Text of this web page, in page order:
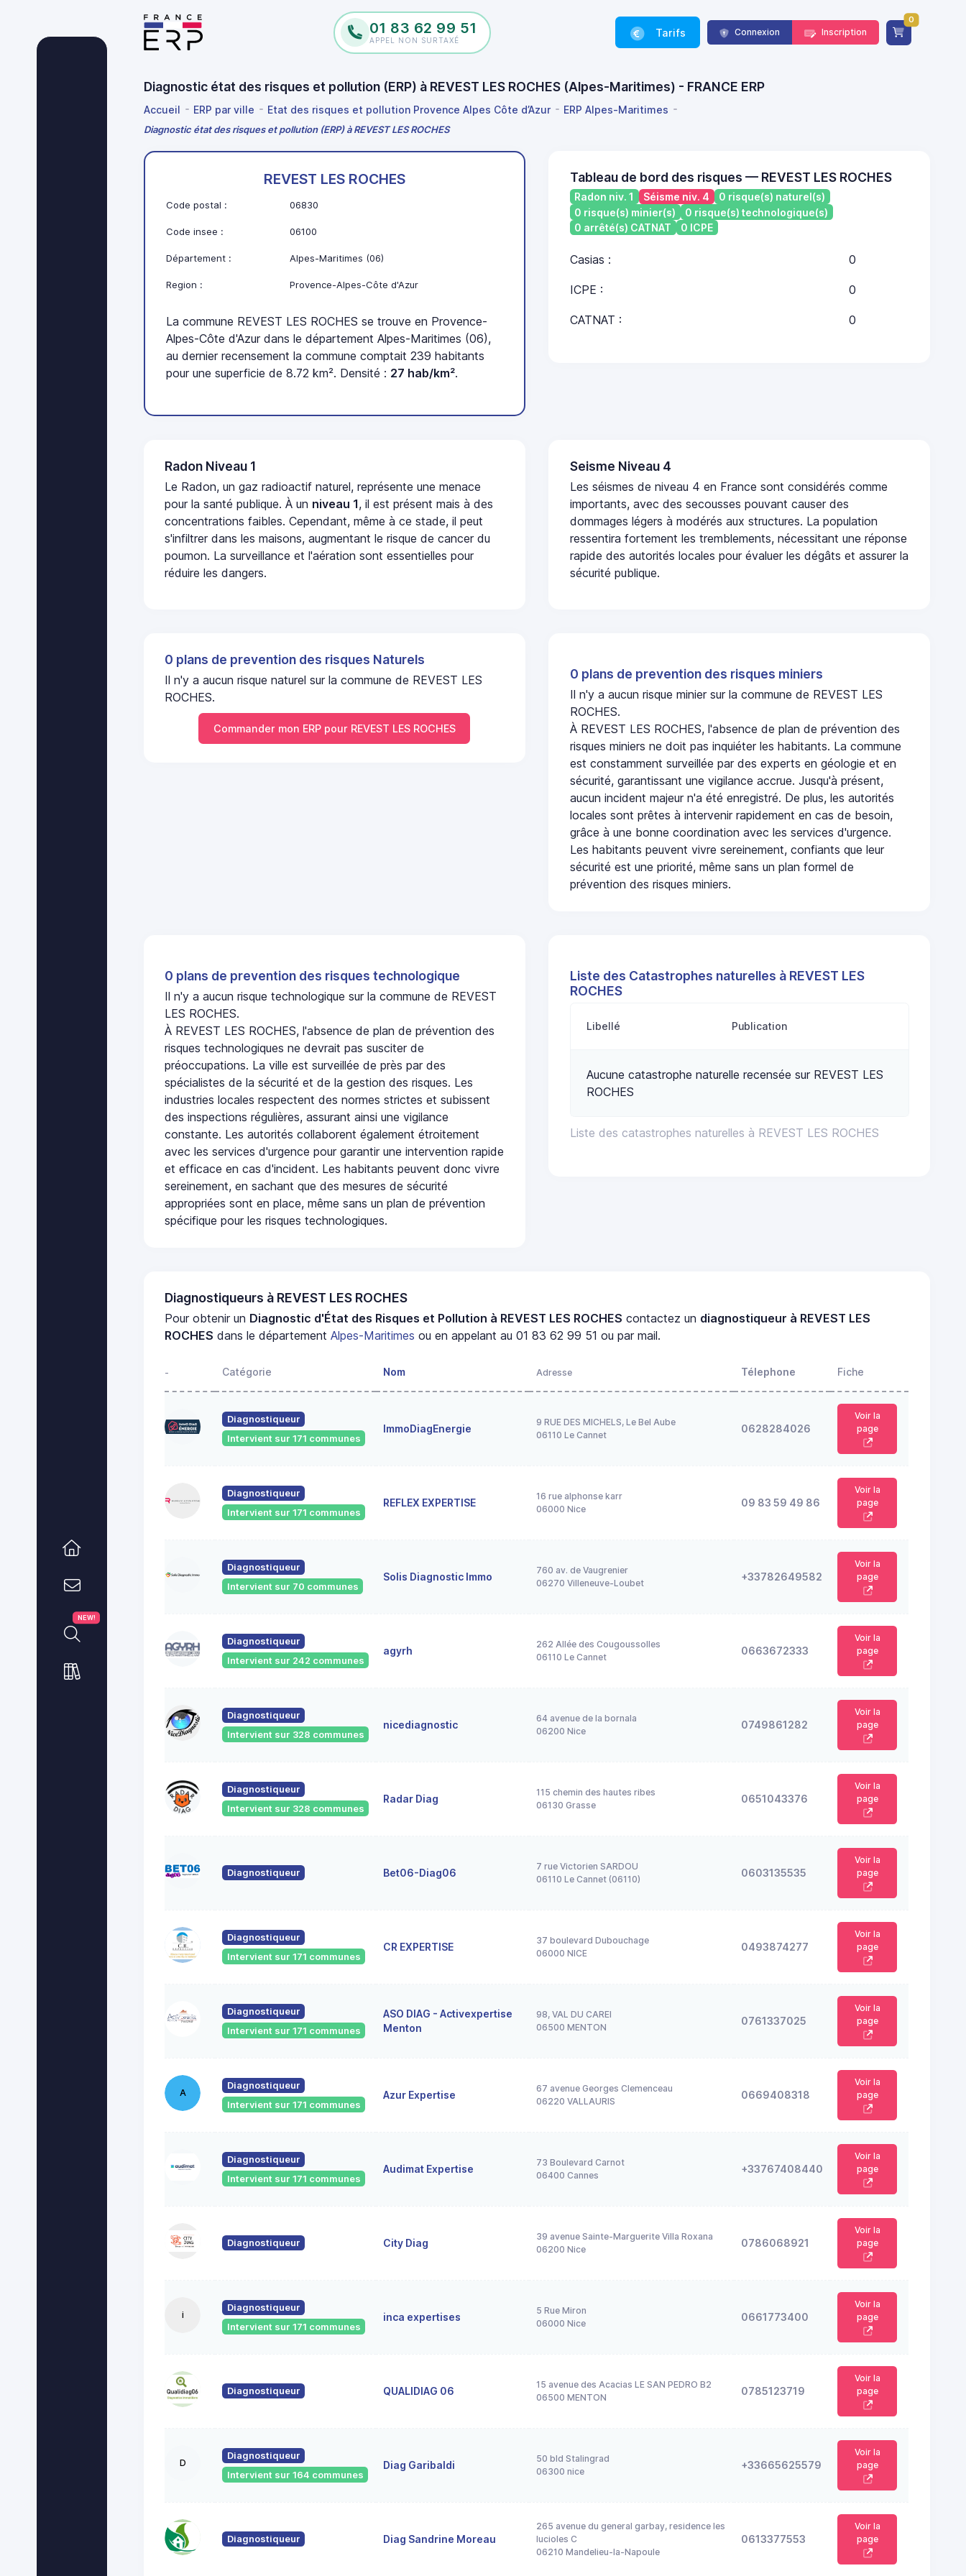
01 83 62 99 51
APPEL NON SURTAXÉ
Tarifs Connexion Inscription
0
Diagnostic état des risques et pollution (ERP) à REVEST LES ROCHES (Alpes-Maritimes) - FRANCE ERP
Accueil ERP par ville Etat des risques et pollution Provence Alpes Côte d’Azur ERP Alpes-Maritimes
Diagnostic état des risques et pollution (ERP) à REVEST LES ROCHES
NEW!
REVEST LES ROCHES
Code postal : 06830
Code insee : 06100
Département : Alpes-Maritimes (06)
Region : Provence-Alpes-Côte d'Azur
La commune REVEST LES ROCHES se trouve en Provence-
Alpes-Côte d'Azur dans le département Alpes-Maritimes (06),
au dernier recensement la commune comptait 239 habitants
pour une superficie de 8.72 km². Densité : 27 hab/km².
Tableau de bord des risques — REVEST LES ROCHES
Radon niv. 1 Séisme niv. 4
0 risque(s) naturel(s)
0 risque(s) minier(s)
0 risque(s) technologique(s)
0 arrêté(s) CATNAT
0 ICPE
Casias : 0
ICPE : 0
CATNAT : 0
Radon Niveau 1
Le Radon, un gaz radioactif naturel, représente une menace
pour la santé publique. À un niveau 1, il est présent mais à des
concentrations faibles. Cependant, même à ce stade, il peut
s'infiltrer dans les maisons, augmentant le risque de cancer du
poumon. La surveillance et l'aération sont essentielles pour
réduire les dangers.
Seisme Niveau 4
Les séismes de niveau 4 en France sont considérés comme
importants, avec des secousses pouvant causer des
dommages légers à modérés aux structures. La population
ressentira fortement les tremblements, nécessitant une réponse
rapide des autorités locales pour évaluer les dégâts et assurer la
sécurité publique.
0 plans de prevention des risques Naturels
Il n'y a aucun risque naturel sur la commune de REVEST LES
ROCHES.
Commander mon ERP pour REVEST LES ROCHES
0 plans de prevention des risques miniers
Il n'y a aucun risque minier sur la commune de REVEST LES
ROCHES.
À REVEST LES ROCHES, l'absence de plan de prévention des
risques miniers ne doit pas inquiéter les habitants. La commune
est constamment surveillée par des experts en géologie et en
sécurité, garantissant une vigilance accrue. Jusqu'à présent,
aucun incident majeur n'a été enregistré. De plus, les autorités
locales sont prêtes à intervenir rapidement en cas de besoin,
grâce à une bonne coordination avec les services d'urgence.
Les habitants peuvent vivre sereinement, confiants que leur
sécurité est une priorité, même sans un plan formel de
prévention des risques miniers.
0 plans de prevention des risques technologique
Il n'y a aucun risque technologique sur la commune de REVEST
LES ROCHES.
À REVEST LES ROCHES, l'absence de plan de prévention des
risques technologiques ne devrait pas susciter de
préoccupations. La ville est surveillée de près par des
spécialistes de la sécurité et de la gestion des risques. Les
industries locales respectent des normes strictes et subissent
des inspections régulières, assurant ainsi une vigilance
constante. Les autorités collaborent également étroitement
avec les services d'urgence pour garantir une intervention rapide
et efficace en cas d'incident. Les habitants peuvent donc vivre
sereinement, en sachant que des mesures de sécurité
appropriées sont en place, même sans un plan de prévention
spécifique pour les risques technologiques.
Liste des Catastrophes naturelles à REVEST LES
ROCHES
Liste des catastrophes naturelles à REVEST LES ROCHES
Libellé Publication
Aucune catastrophe naturelle recensée sur REVEST LES
ROCHES
Diagnostiqueurs à REVEST LES ROCHES
Pour obtenir un Diagnostic d'État des Risques et Pollution à REVEST LES ROCHES contactez un diagnostiqueur à REVEST LES
ROCHES dans le départementAlpes-Maritimes ou en appelant au 01 83 62 99 51 ou par mail.
- Catégorie Nom Adresse Télephone Fiche
Diagnostiqueur
Intervient sur 171 communes
ImmoDiagEnergie
9 RUE DES MICHELS, Le Bel Aube
06110 Le Cannet
0628284026
Voir la
page
Diagnostiqueur
Intervient sur 171 communes
REFLEX EXPERTISE
16 rue alphonse karr
06000 Nice
09 83 59 49 86
Voir la
page
Diagnostiqueur
Intervient sur 70 communes
Solis Diagnostic Immo
760 av. de Vaugrenier
06270 Villeneuve-Loubet
+33782649582
Voir la
page
Diagnostiqueur
Intervient sur 242 communes
agyrh
262 Allée des Cougoussolles
06110 Le Cannet
0663672333
Voir la
page
Diagnostiqueur
Intervient sur 328 communes
nicediagnostic
64 avenue de la bornala
06200 Nice
0749861282
Voir la
page
Diagnostiqueur
Intervient sur 328 communes
Radar Diag
115 chemin des hautes ribes
06130 Grasse
0651043376
Voir la
page
Diagnostiqueur Bet06-Diag06
7 rue Victorien SARDOU
06110 Le Cannet (06110)
0603135535
Voir la
page
Diagnostiqueur
Intervient sur 171 communes
CR EXPERTISE
37 boulevard Dubouchage
06000 NICE
0493874277
Voir la
page
Diagnostiqueur
Intervient sur 171 communes
ASO DIAG - Activexpertise
Menton
98, VAL DU CAREI
06500 MENTON
0761337025
Voir la
page
A
Diagnostiqueur
Intervient sur 171 communes
Azur Expertise
67 avenue Georges Clemenceau
06220 VALLAURIS
0669408318
Voir la
page
Diagnostiqueur
Intervient sur 171 communes
Audimat Expertise
73 Boulevard Carnot
06400 Cannes
+33767408440
Voir la
page
Diagnostiqueur City Diag
39 avenue Sainte-Marguerite Villa Roxana
06200 Nice
0786068921
Voir la
page
i
Diagnostiqueur
Intervient sur 171 communes
inca expertises
5 Rue Miron
06000 Nice
0661773400
Voir la
page
Diagnostiqueur QUALIDIAG 06
15 avenue des Acacias LE SAN PEDRO B2
06500 MENTON
0785123719
Voir la
page
D
Diagnostiqueur
Intervient sur 164 communes
Diag Garibaldi
50 bld Stalingrad
06300 nice
+33665625579
Voir la
page
Diagnostiqueur Diag Sandrine Moreau
265 avenue du general garbay, residence les
lucioles C
06210 Mandelieu-la-Napoule
0613377553
Voir la
page